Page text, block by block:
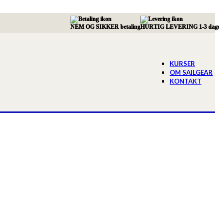
NEM OG SIKKER betalingHURTIG LEVERING 1-3
KURSER
OM SAILGEAR
KONTAKT